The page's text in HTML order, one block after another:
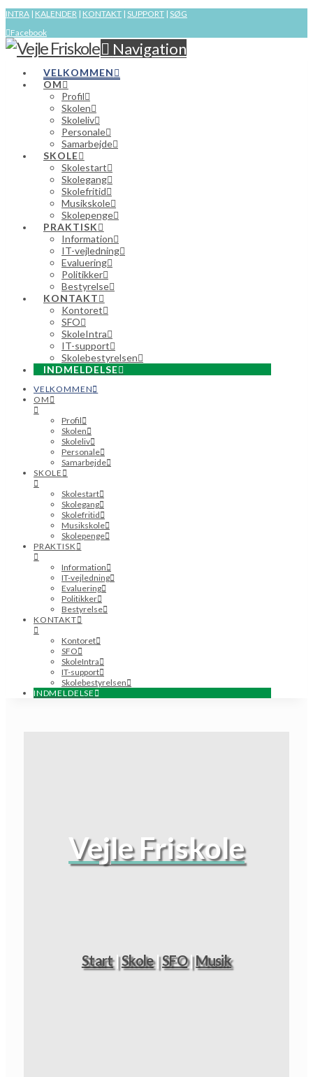
INTRA | KALENDER | KONTAKT | SUPPORT | SØG
Facebook
Navigation
VELKOMMEN
OM
Profil
Skolen
Skoleliv
Personale
Samarbejde
SKOLE
Skolestart
Skolegang
Skolefritid
Musikskole
Skolepenge
PRAKTISK
Information
IT-vejledning
Evaluering
Politikker
Bestyrelse
KONTAKT
Kontoret
SFO
SkoleIntra
IT-support
Skolebestyrelsen
INDMELDELSE
VELKOMMEN
OM
Profil
Skolen
Skoleliv
Personale
Samarbejde
SKOLE
Skolestart
Skolegang
Skolefritid
Musikskole
Skolepenge
PRAKTISK
Information
IT-vejledning
Evaluering
Politikker
Bestyrelse
KONTAKT
Kontoret
SFO
SkoleIntra
IT-support
Skolebestyrelsen
INDMELDELSE
Vejle Friskole
Start|Skole|SFO|Musik